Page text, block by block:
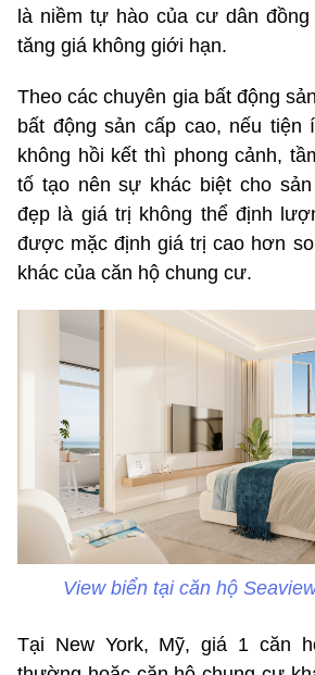
là niềm tự hào của cư dân
tăng giá không giới hạn.
Theo các chuyên gia bất động
bất động sản cấp cao, nếu tiện
không hồi kết thì phong cảnh,
tố tạo nên sự khác biệt cho
đẹp là giá trị không thể định
được mặc định giá trị cao hơn
khác của căn hộ chung cư.
View biển tại căn hộ
Tại New York, Mỹ, giá 1 căn